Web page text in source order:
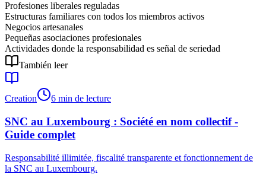
Profesiones liberales reguladas
Estructuras familiares con todos los miembros activos
Negocios artesanales
Pequeñas asociaciones profesionales
Actividades donde la responsabilidad es señal de seriedad
También leer
Creation 6 min de lecture
SNC au Luxembourg : Société en nom collectif -
Guide complet
Responsabilité illimitée, fiscalité transparente et fonctionnement de
la SNC au Luxembourg.